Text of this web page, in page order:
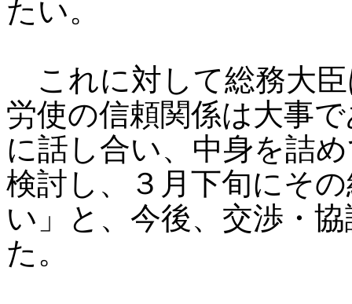
たい。
これに対して総務大
労使の信頼関係は大事
に話し合い、中身を詰
検討し、３月下旬にそ
い」と、今後、交渉・
た。